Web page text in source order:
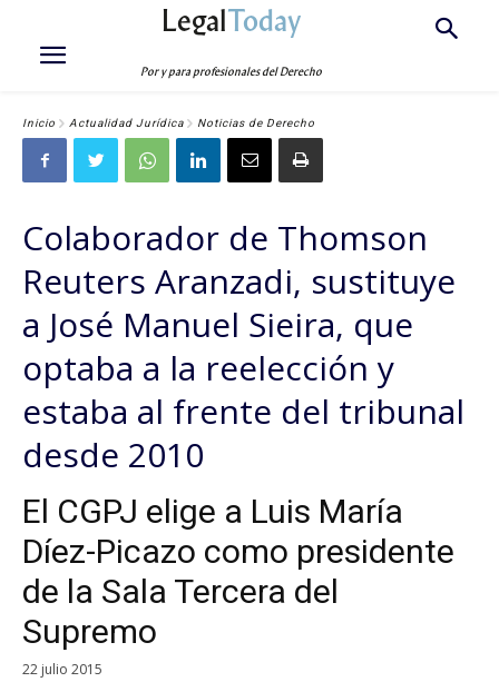
LegalToday
Por y para profesionales del Derecho
Inicio Actualidad Jurídica Noticias de Derecho
Colaborador de Thomson
Reuters Aranzadi, sustituye
a José Manuel Sieira, que
optaba a la reelección y
estaba al frente del tribunal
desde 2010
El CGPJ elige a Luis María
Díez-Picazo como presidente
de la Sala Tercera del
Supremo
22 julio 2015